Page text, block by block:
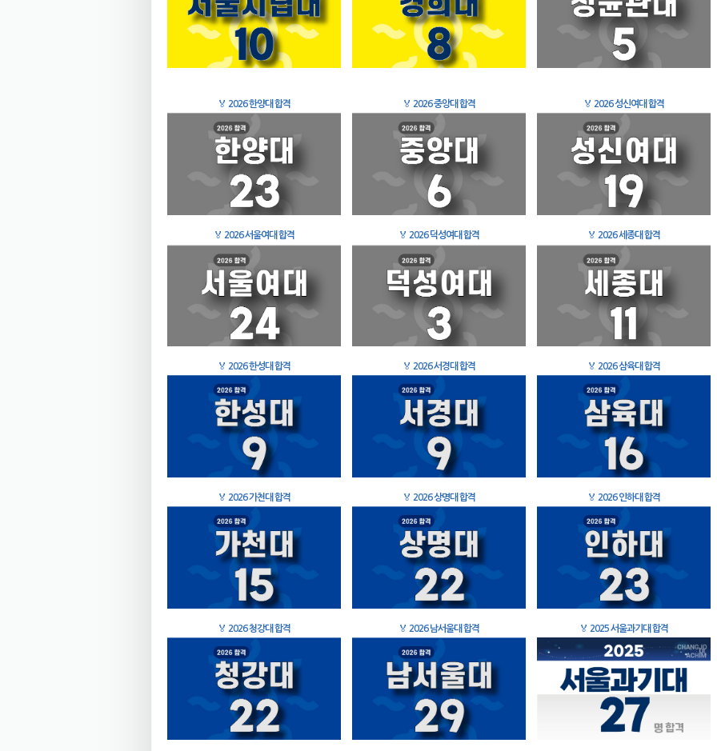
🏅 2026 한양대 합격 🏅 2026 중앙대 합격 🏅 2026 성신여대 합격
🏅 2026 서울여대 합격 🏅 2026 덕성여대 합격 🏅 2026 세종대 합격
🏅 2026 한성대 합격 🏅 2026 서경대 합격 🏅 2026 삼육대 합격
🏅 2026 가천대 합격 🏅 2026 상명대 합격 🏅 2026 인하대 합격
🏅 2026 청강대 합격 🏅 2026 남서울대 합격 🏅 2025 서울과기대 합격